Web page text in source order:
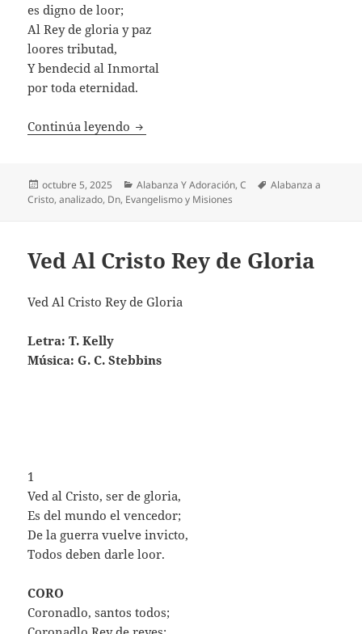
es digno de loor;
Al Rey de gloria y paz
loores tributad,
Y bendecid al Inmortal
por toda eternidad.
Continúa leyendo A Cristo Coronad
Publicado
el
octubre 5, 2025 Categorías
Alabanza Y Adoración,C Etiquetas
Alabanza a
Cristo,analizado, Dn, Evangelismo y Misiones
Ved Al Cristo Rey de Gloria
Ved Al Cristo Rey de Gloria
Letra: T. Kelly
Música: G. C. Stebbins
1
Ved al Cristo, ser de gloria,
Es del mundo el vencedor;
De la guerra vuelve invicto,
Todos deben darle loor.
CORO
Coronadlo, santos todos;